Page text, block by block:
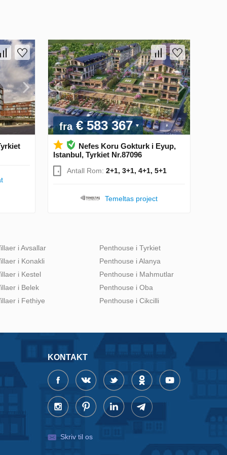
fra€ 583 367
Nefes Koru Gokturk i Eyup,
Istanbul, Tyrkiet Nr.87096
Antall Rom: 2+1, 3+1, 4+1, 5+1
Temeltas project
i Avsallar
i Konakli
i Kestel
i Belek
i Fethiye
Penthouse i Tyrkiet
Penthouse i Alanya
Penthouse i Mahmutlar
Penthouse i Oba
Penthouse i Cikcilli
KONTAKT
Skriv til os